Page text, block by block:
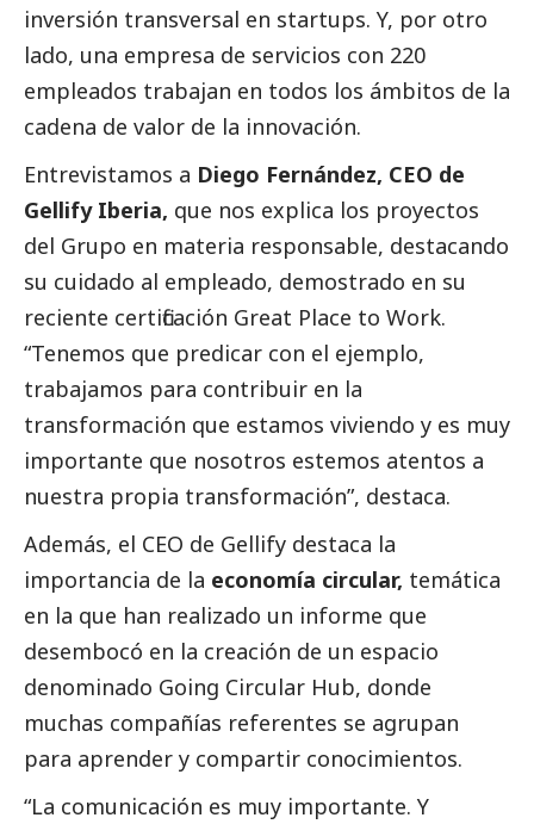
inversión transversal en startups. Y, por otro
lado, una empresa de servicios con 220
empleados trabajan en todos los ámbitos de la
cadena de valor de la innovación.
Entrevistamos a Diego Fernández, CEO de
Gellify Iberia, que nos explica los proyectos
del Grupo en materia responsable, destacando
su cuidado al empleado, demostrado en su
reciente certificación Great Place to Work.
“Tenemos que predicar con el ejemplo,
trabajamos para contribuir en la
transformación que estamos viviendo y es muy
importante que nosotros estemos atentos a
nuestra propia transformación”, destaca.
Además, el CEO de Gellify destaca la
importancia de la economía circular, temática
en la que han realizado un informe que
desembocó en la creación de un espacio
denominado Going Circular Hub, donde
muchas compañías referentes se agrupan
para aprender y compartir conocimientos.
“La comunicación es muy importante. Y